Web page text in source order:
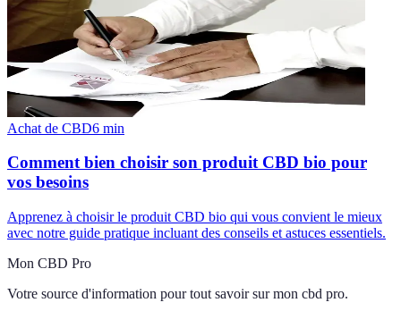
Achat de CBD6 min
Comment bien choisir son produit CBD bio pour
vos besoins
Apprenez à choisir le produit CBD bio qui vous convient le mieux
avec notre guide pratique incluant des conseils et astuces essentiels.
Mon CBD Pro
Votre source d'information pour tout savoir sur mon cbd pro.